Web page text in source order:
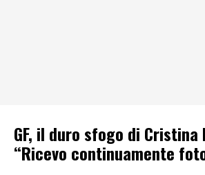
GF, il duro sfogo di Cristina
“Ricevo continuamente